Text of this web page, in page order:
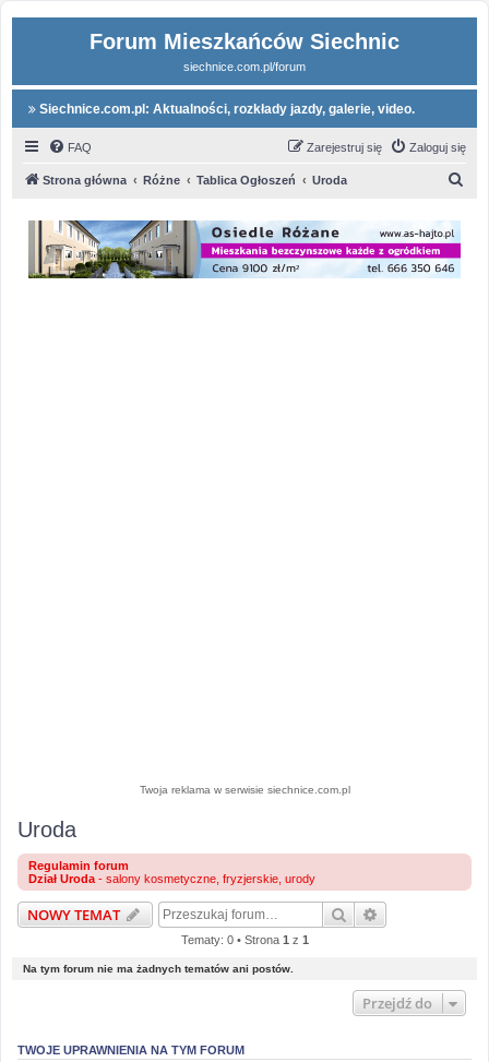
Forum Mieszkańców Siechnic
siechnice.com.pl/forum
Siechnice.com.pl: Aktualności, rozkłady jazdy, galerie, video.
FAQ Zaloguj się
Zarejestruj się
Strona główna Różne Tablica Ogłoszeń Uroda
Twoja reklama w serwisie siechnice.com.pl
Uroda
Regulamin forum
Dział Uroda - salony kosmetyczne, fryzjerskie, urody
NOWY TEMAT Szukaj
Tematy: 0 • Strona 1 z 1
Na tym forum nie ma żadnych tematów ani postów.
Przejdź do
TWOJE UPRAWNIENIA NA TYM FORUM